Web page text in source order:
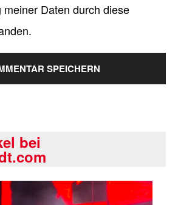
meiner Daten durch diese
bei